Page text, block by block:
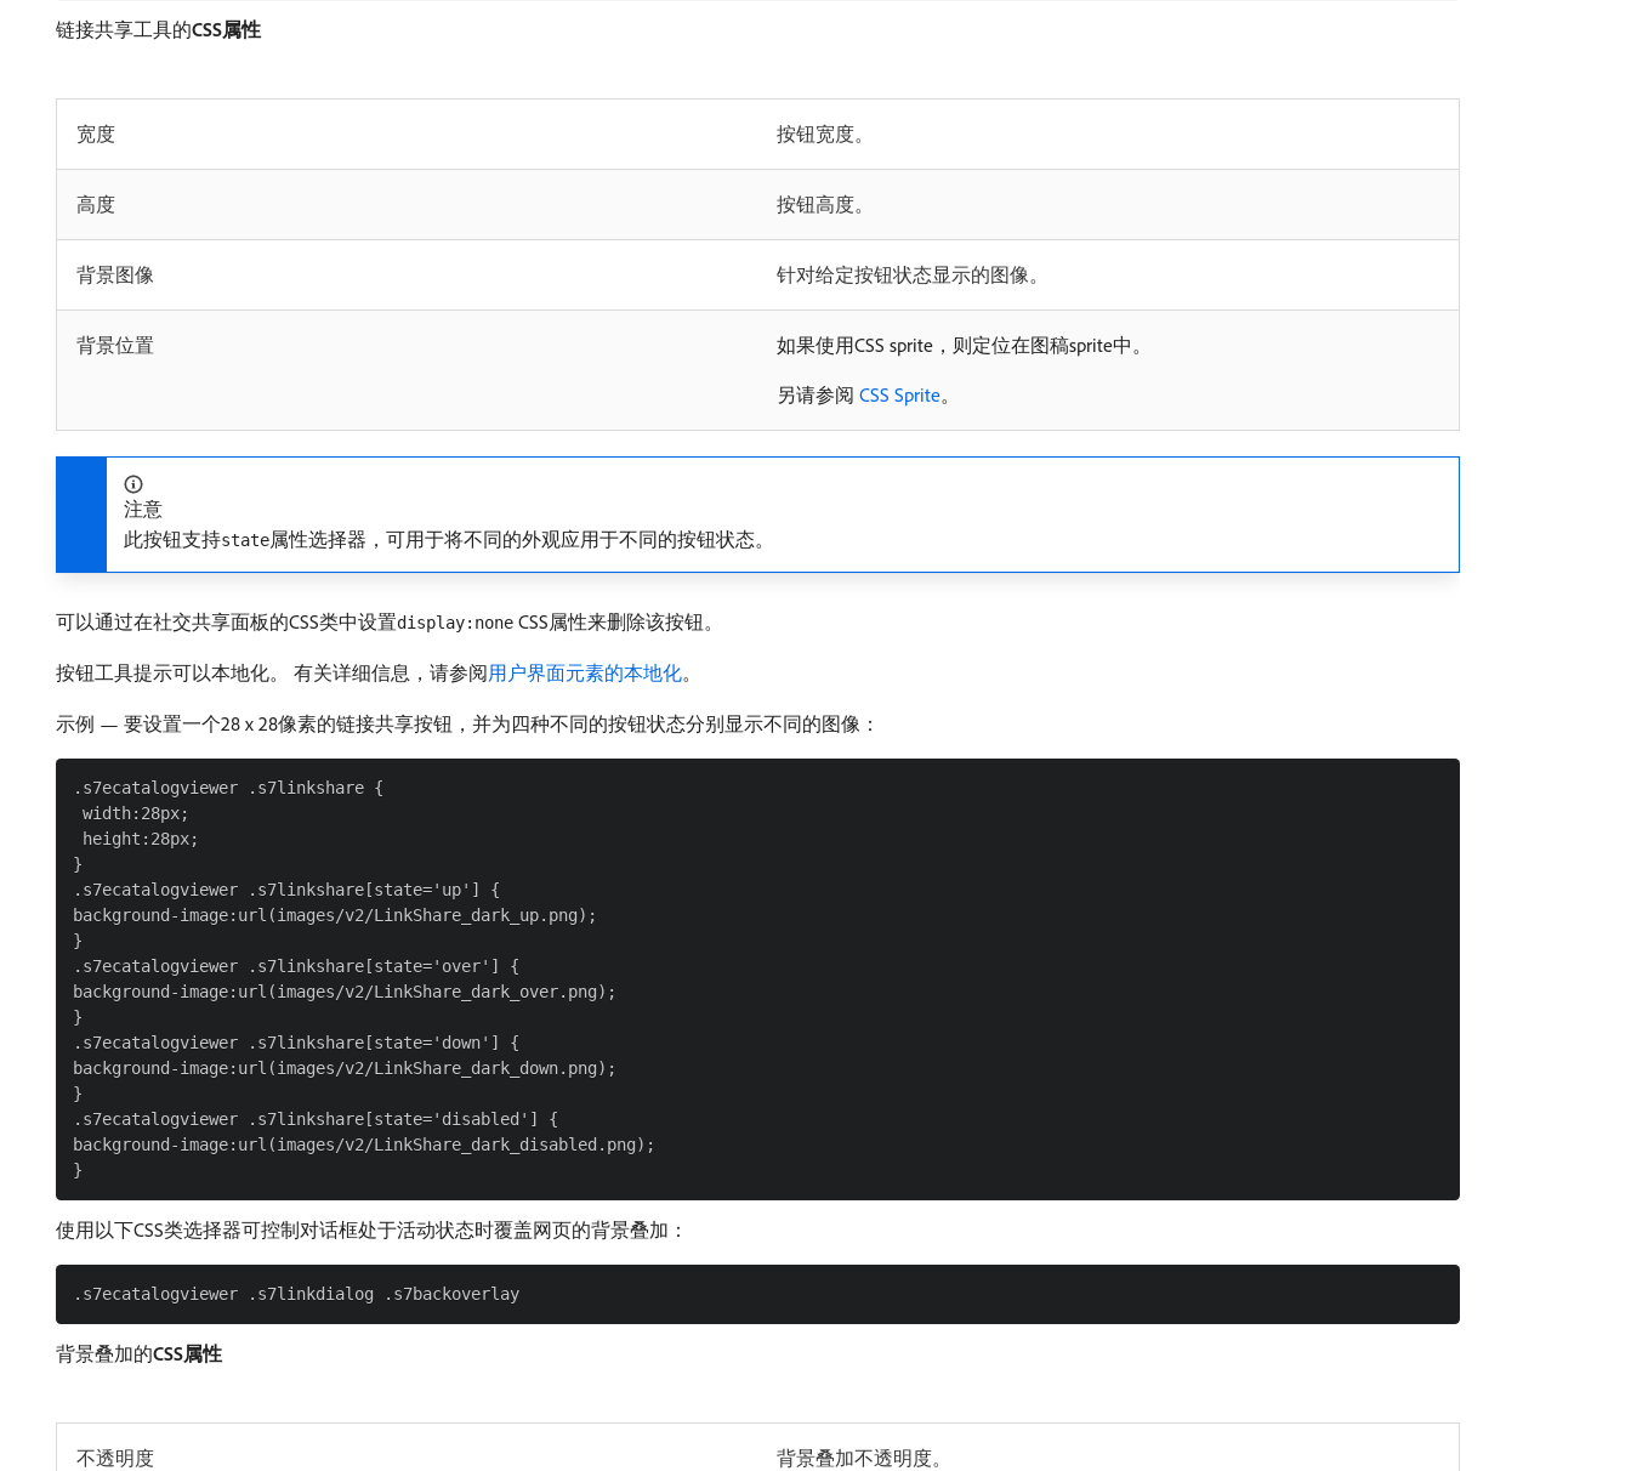
链接共享工具的​CSS属性
宽度 按钮宽度。
高度 按钮高度。
背景图像 针对给定按钮状态显示的图像。
背景位置 如果使用CSS sprite，则定位在图稿sprite中。
另请参阅 CSS Sprite。
注意
此按钮支持state属性选择器，可用于将不同的外观应用于不同的按钮状态。
可以通过在社交共享面板的CSS类中设置display:none CSS属性来删除该按钮。
按钮工具提示可以本地化。 有关详细信息，请参阅用户界面元素的本地化。
示例 — 要设置一个28 x 28像素的链接共享按钮，并为四种不同的按钮状态分别显示不同的图像：
.s7ecatalogviewer .s7linkshare {
width:28px;
height:28px;
}
.s7ecatalogviewer .s7linkshare[state='up'] {
background-image:url(images/v2/LinkShare_dark_up.png);
}
.s7ecatalogviewer .s7linkshare[state='over'] {
background-image:url(images/v2/LinkShare_dark_over.png);
}
.s7ecatalogviewer .s7linkshare[state='down'] {
background-image:url(images/v2/LinkShare_dark_down.png);
}
.s7ecatalogviewer .s7linkshare[state='disabled'] {
background-image:url(images/v2/LinkShare_dark_disabled.png);
使用以下CSS类选择器可控制对话框处于活动状态时覆盖网页的背景叠加：
背景叠加的​CSS属性
不透明度 背景叠加不透明度。